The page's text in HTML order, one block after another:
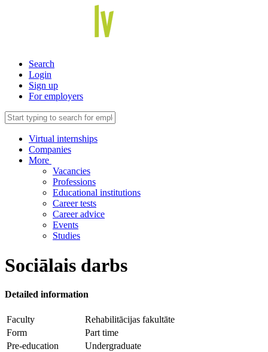
Search
Login
Sign up
For employers
Virtual internships
Companies
More
Vacancies
Professions
Educational institutions
Career tests
Career advice
Events
Studies
Sociālais darbs
Detailed information
Faculty
Rehabilitācijas fakultāte
Form
Part time
Pre-education
Undergraduate